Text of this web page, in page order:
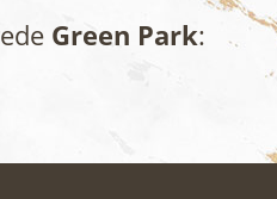
Green Park: